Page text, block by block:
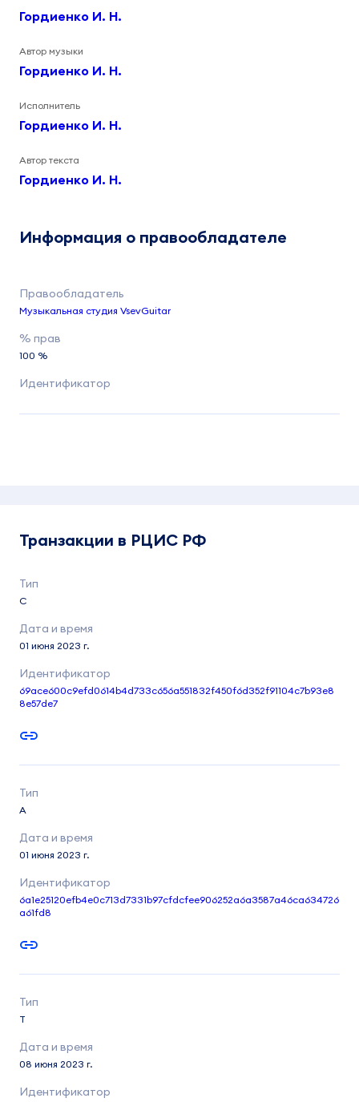
Гордиенко И. Н.
Автор музыки
Гордиенко И. Н.
Исполнитель
Гордиенко И. Н.
Автор текста
Гордиенко И. Н.
Информация о правообладателе
Музыкальная студия VsevGuitar
100 %
Транзакции в РЦИС РФ
C
01 июня 2023 г.
69ace600c9efd0614b4d733c656a551832f450f6d352f91104c7b93e8
8e57de7
A
01 июня 2023 г.
6a1e25120efb4e0c713d7331b97cfdcfee906252a6a3587a46ca634726
a61fd8
T
08 июня 2023 г.